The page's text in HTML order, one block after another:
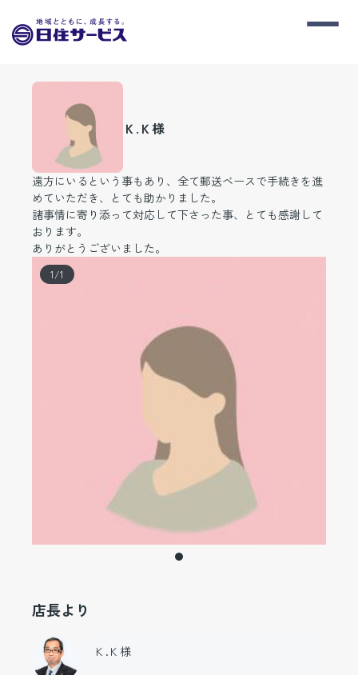
Ｋ.Ｋ様
遠方にいるという事もあり、全て郵送ベースで手続きを進
めていただき、とても助かりました。
諸事情に寄り添って対応して下さった事、とても感謝して
おります。
ありがとうございました。
1/1
店長より
Ｋ.Ｋ様